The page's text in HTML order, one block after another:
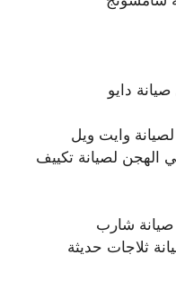
دايو
وايت ويل
الهجن لصيانة تكييف
شارب
ثلاجات حديثة